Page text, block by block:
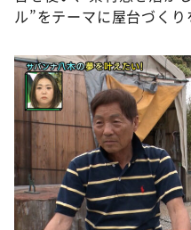
ル”をテーマに屋台づくり